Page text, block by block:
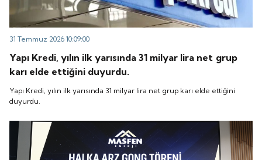
31 Temmuz 2026 10:09:00
Yapı Kredi, yılın ilk yarısında 31 milyar lira net grup
karı elde ettiğini duyurdu.
Yapı Kredi, yılın ilk yarısında 31 milyar lira net grup karı elde ettiğini
duyurdu.